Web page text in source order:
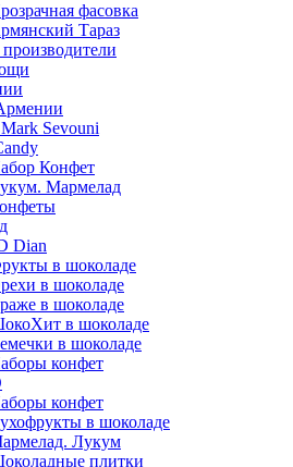
фасовка
Тараз
Sevouni
Конфет
Мармелад
Dian
в шоколаде
в шоколаде
в шоколаде
в шоколаде
в шоколаде
конфет
конфет
в шоколаде
Лукум
плитки